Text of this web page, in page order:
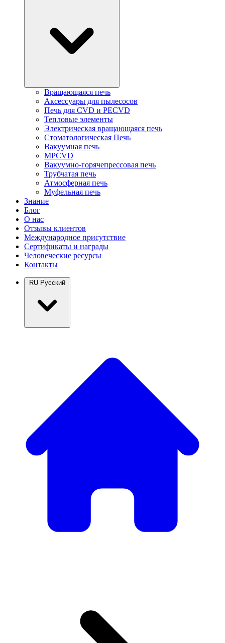
Вращающаяся печь
Аксессуары для пылесосов
Печь для CVD и PECVD
Тепловые элементы
Электрическая вращающаяся печь
Стоматологическая Печь
Вакуумная печь
MPCVD
Вакуумно-горячепрессовая печь
Трубчатая печь
Атмосферная печь
Муфельная печь
Знание
Блог
О нас
Отзывы клиентов
Международное присутствие
Сертификаты и награды
Человеческие ресурсы
Контакты
RU Русский